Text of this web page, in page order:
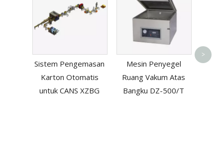
Sistem Pengemasan
Karton Otomatis
untuk CANS XZBG
Mesin Penyegel
Ruang Vakum Atas
Bangku DZ-500/T
>